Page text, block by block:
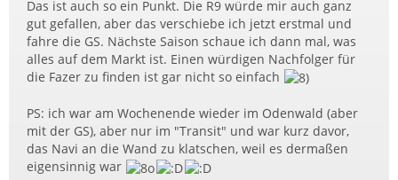
Das ist auch so ein Punkt. Die R9 würde mir auch ganz
gut gefallen, aber das verschiebe ich jetzt erstmal und
fahre die GS. Nächste Saison schaue ich dann mal, was
alles auf dem Markt ist. Einen würdigen Nachfolger für
die Fazer zu finden ist gar nicht so einfach
PS: ich war am Wochenende wieder im Odenwald (aber
mit der GS), aber nur im "Transit" und war kurz davor,
das Navi an die Wand zu klatschen, weil es dermaßen
eigensinnig war